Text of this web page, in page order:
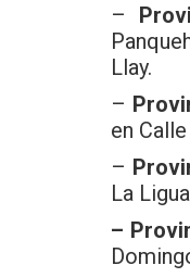
–
Llay.
–
en
–
La
–